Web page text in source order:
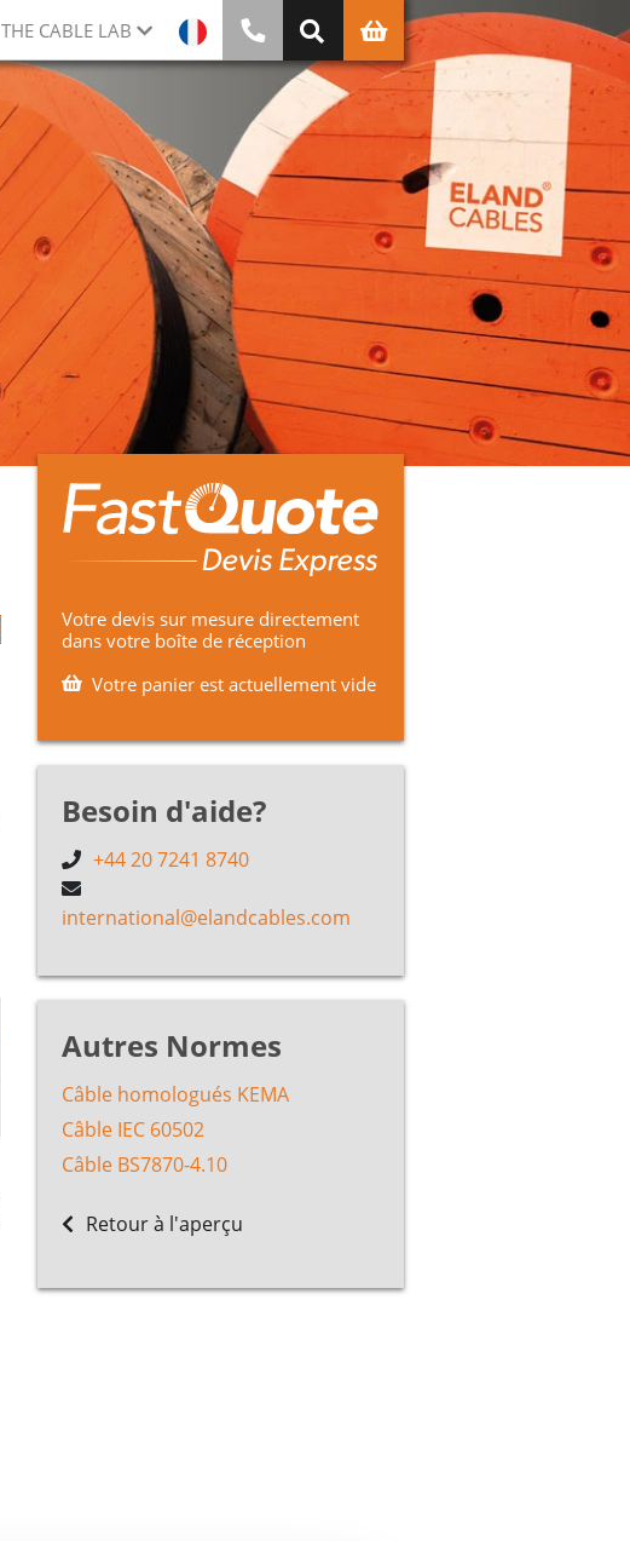
THE CABLE LAB
Votre devis sur mesure directement
dans votre boîte de réception
Votre panier est actuellement vide
Besoin d'aide?
+44 20 7241 8740
international@elandcables.com
Autres Normes
Câble homologués KEMA
Câble IEC 60502
Câble BS7870-4.10
Retour à l'aperçu